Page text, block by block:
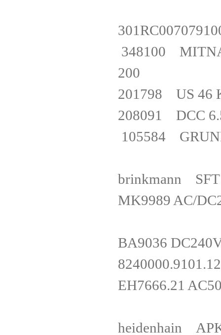
348100
200
201798 US
208091 DCC
105584
brinkmann
MK9989 AC/
BA9036
EH7666.21
heidenhain